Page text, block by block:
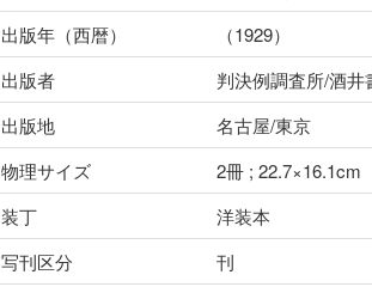
出版年（西暦）
（1929）
出版者
判決例調査所/酒井
出版地
名古屋/東京
物理サイズ
2冊 ; 22.7×16.1cm
装丁
洋装本
写刊区分
刊